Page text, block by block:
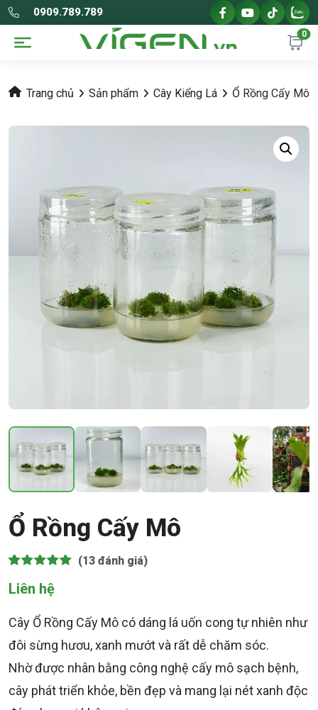
0909.789.789
0
Trang chủ Sản phẩm Cây Kiểng Lá Ổ Rồng Cấy Mô
Ổ Rồng Cấy Mô
trên 5 dựa
trênđánh
(13 đánh giá)
Liên hệ
Cây Ổ Rồng Cấy Mô có dáng lá uốn cong tự nhiên như
đôi sừng hươu, xanh mướt và rất dễ chăm sóc.
Nhờ được nhân bằng công nghệ cấy mô sạch bệnh,
cây phát triển khỏe, bền đẹp và mang lại nét xanh độc